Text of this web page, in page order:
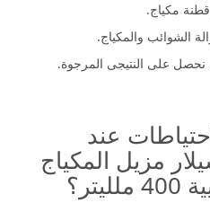
مكياج.
الشوائب والمكياج.
نحصل على النتيجى المرجوة.
عند
مزيل المكياج